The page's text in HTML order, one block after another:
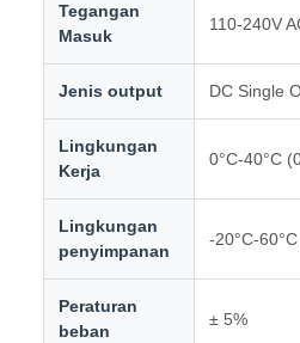
Tegangan
Masuk
110-240V
Jenis output DC Single
Lingkungan
Kerja
0°C-40°C
Lingkungan
penyimpanan
-20°C-
Peraturan
beban
± 5%